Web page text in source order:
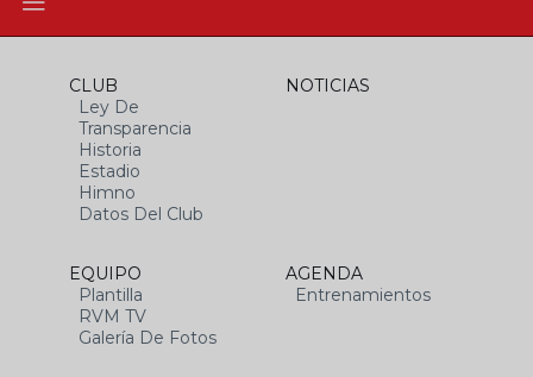
CLUB
Ley De
Transparencia
Historia
Estadio
Himno
Datos Del Club
NOTICIAS
EQUIPO
Plantilla
RVM TV
Galería De Fotos
AGENDA
Entrenamientos